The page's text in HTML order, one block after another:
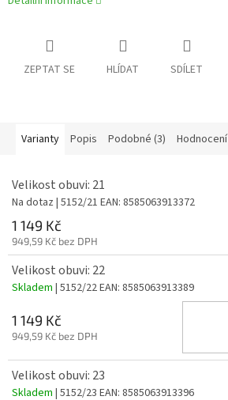
ZEPTAT SE HLÍDAT SDÍLET
Varianty Popis Podobné (3) Hodnocení
Velikost obuvi: 21
Na dotaz | 5152/21 EAN: 8585063913372
1 149 Kč
949,59 Kč bez DPH
Velikost obuvi: 22
Skladem | 5152/22EAN: 8585063913389
1 149 Kč
949,59 Kč bez DPH
Velikost obuvi: 23
Skladem | 5152/23 EAN: 8585063913396